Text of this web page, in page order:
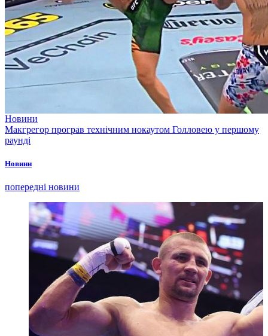
Новини
Макгрегор програв технічним нокаутом Голловею у першому
раунді
Новини
попередні новини